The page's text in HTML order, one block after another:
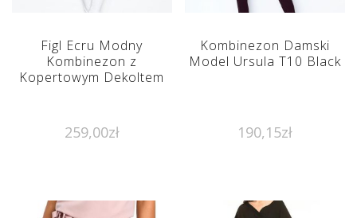
Figl Ecru Modny
Kombinezon z
Kopertowym Dekoltem
259,00zł
Kombinezon Damski
Model Ursula T10 Black
190,15zł